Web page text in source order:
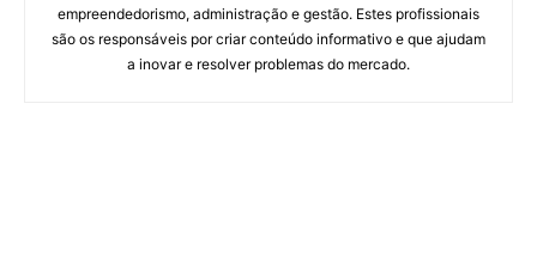
empreendedorismo, administração e gestão. Estes profissionais
são os responsáveis por criar conteúdo informativo e que ajudam
a inovar e resolver problemas do mercado.